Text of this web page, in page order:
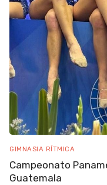
GIMNASIA RÍTMICA
Campeonato
Guatemala